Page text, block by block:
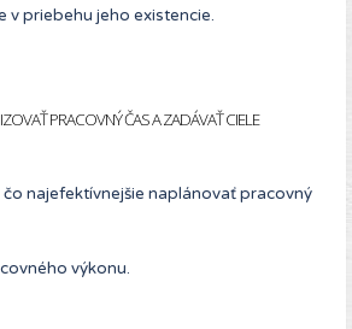
v priebehu jeho existencie.
PRACOVNÝ ČAS A ZADÁVAŤ CIELE
čo najefektívnejšie naplánovať pracovný
výkonu.